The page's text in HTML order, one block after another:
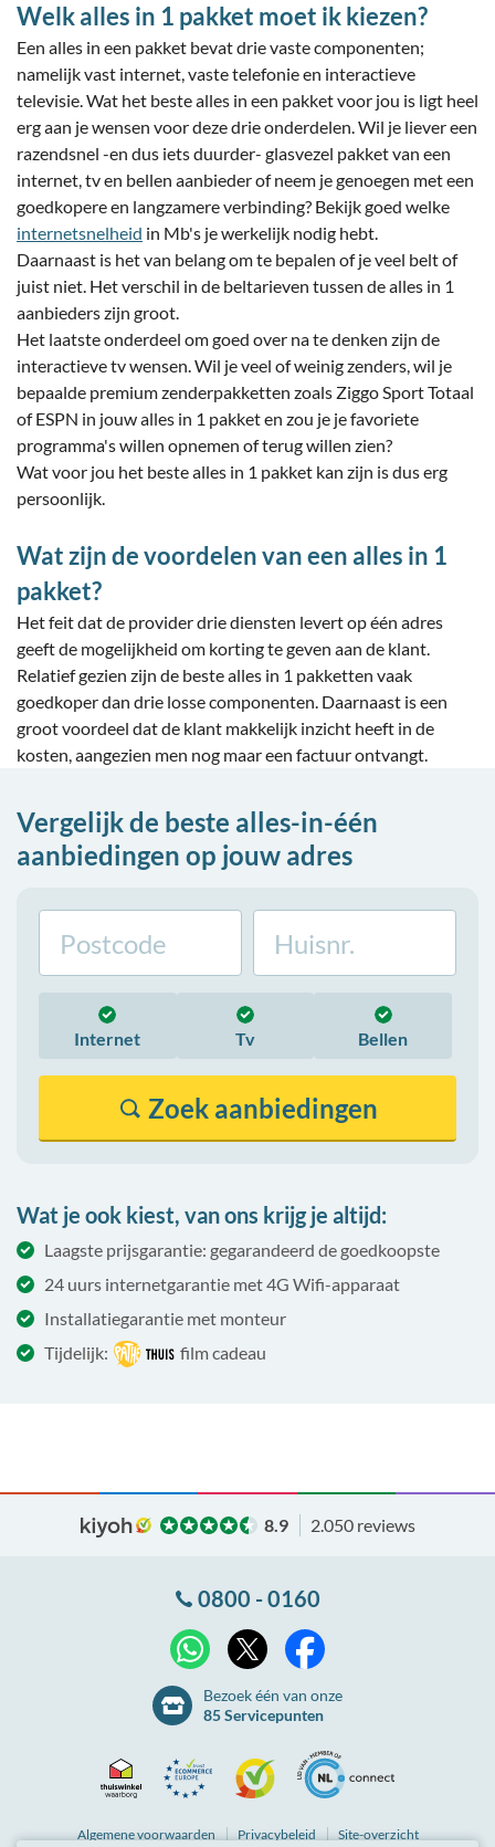
Welk alles in 1 pakket moet ik kiezen?
Een alles in een pakket bevat drie vaste componenten;
namelijk vast internet, vaste telefonie en interactieve
televisie. Wat het beste alles in een pakket voor jou is ligt heel
erg aan je wensen voor deze drie onderdelen. Wil je liever een
razendsnel -en dus iets duurder- glasvezel pakket van een
internet, tv en bellen aanbieder of neem je genoegen met een
goedkopere en langzamere verbinding? Bekijk goed welke
internetsnelheid in Mb's je werkelijk nodig hebt.
Daarnaast is het van belang om te bepalen of je veel belt of
juist niet. Het verschil in de beltarieven tussen de alles in 1
aanbieders zijn groot.
Het laatste onderdeel om goed over na te denken zijn de
interactieve tv wensen. Wil je veel of weinig zenders, wil je
bepaalde premium zenderpakketten zoals Ziggo Sport Totaal
of ESPN in jouw alles in 1 pakket en zou je je favoriete
programma's willen opnemen of terug willen zien?
Wat voor jou het beste alles in 1 pakket kan zijn is dus erg
persoonlijk.
Wat zijn de voordelen van een alles in 1
pakket?
Het feit dat de provider drie diensten levert op één adres
geeft de mogelijkheid om korting te geven aan de klant.
Relatief gezien zijn de beste alles in 1 pakketten vaak
goedkoper dan drie losse componenten. Daarnaast is een
groot voordeel dat de klant makkelijk inzicht heeft in de
kosten, aangezien men nog maar een factuur ontvangt.
Vergelijk de beste alles-in-één
aanbiedingen op jouw adres
Internet Tv Bellen
Zoek aanbiedingen
Wat je ook kiest, van ons krijg je altijd:
Laagste prijsgarantie: gegarandeerd de goedkoopste
24 uurs internetgarantie met 4G Wifi-apparaat
Installatiegarantie met monteur
Tijdelijk:
film cadeau
8.9 2.050 reviews
0800 - 0160
WhatsApp
Bezoek één van onze
85 Servicepunten
Algemenevoorwaarden Privacybeleid Site-overzicht